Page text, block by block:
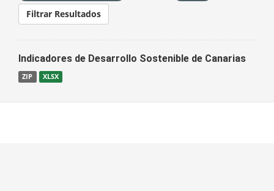
Filtrar Resultados
Indicadores de Desarrollo Sostenible de Canarias
ZIP XLSX